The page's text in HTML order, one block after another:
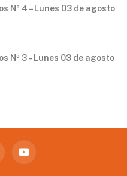
Nº 4 – Lunes 03 de agosto
Nº 3 – Lunes 03 de agosto
YouTube